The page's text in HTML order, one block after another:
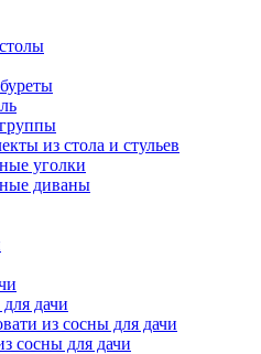
из стола и стульев
уголки
диваны
дачи
из сосны для дачи
сосны для дачи